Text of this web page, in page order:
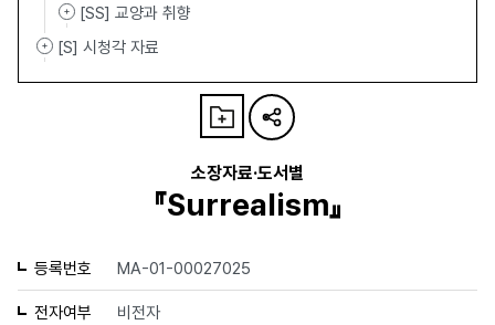
[SS] 교양과 취향
[S] 시청각 자료
소장자료·도서별
『Surrealism』
등록번호 MA-01-00027025
전자여부 비전자